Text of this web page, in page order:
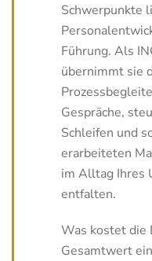
Schwerpunkte
Führung. Als
übernimmt sie
Gespräche,
Schleifen und
erarbeiteten
im Alltag Ihres
entfalten.
Was kostet die
Gesamtwert